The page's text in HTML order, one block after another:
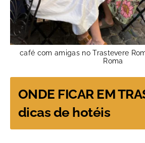
café com amigas no Trastevere
Roma
ONDE FICAR EM
dicas de hotéis